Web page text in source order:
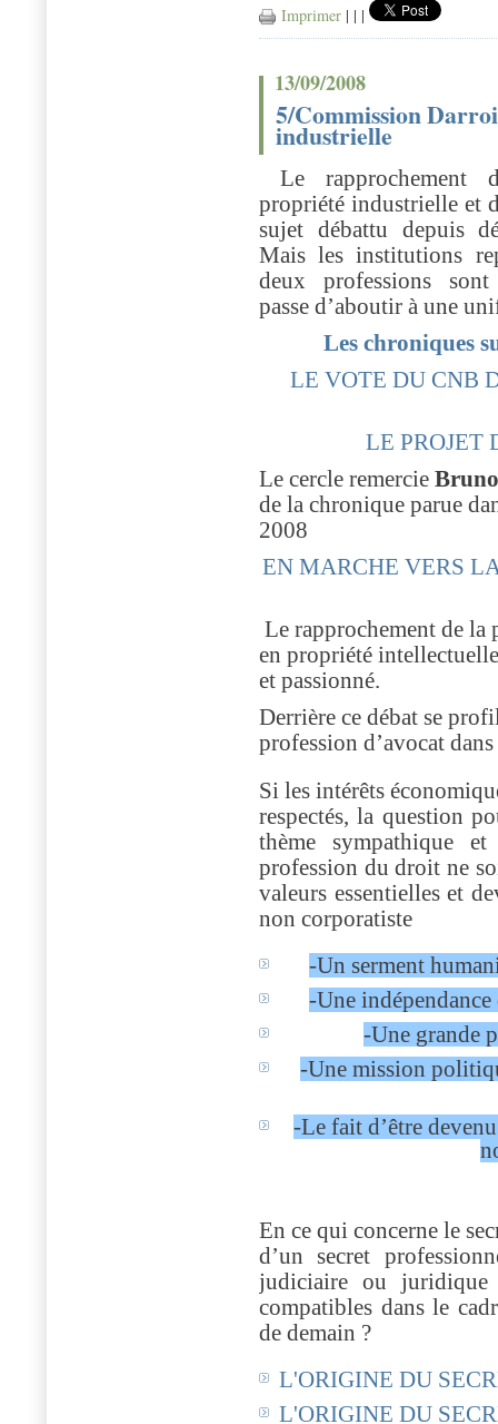
Imprimer | | |
13/09/2008
5/Commission
industrielle
Le rapprochement
propriété industrielle et
sujet débattu depuis
Mais les institutions
deux professions
passe d’aboutir à une
Les chroniques
LE VOTE DU CNB
LE PROJET
Le cercle remercie
de la chronique parue
2008
EN MARCHE VERS
Le rapprochement de la
en propriété
et passionné.
Derrière ce débat se
profession d’avocat
Si les intérêts
respectés, la question
thème sympathique
profession du droit ne
valeurs essentielles et
non corporatiste
-Un serment
-Une indépendance
-Une grande
-Une mission
-Le fait d’être
En ce qui concerne le
d’un secret
judiciaire ou
compatibles dans le
de demain ?
L'ORIGINE DU
L'ORIGINE DU